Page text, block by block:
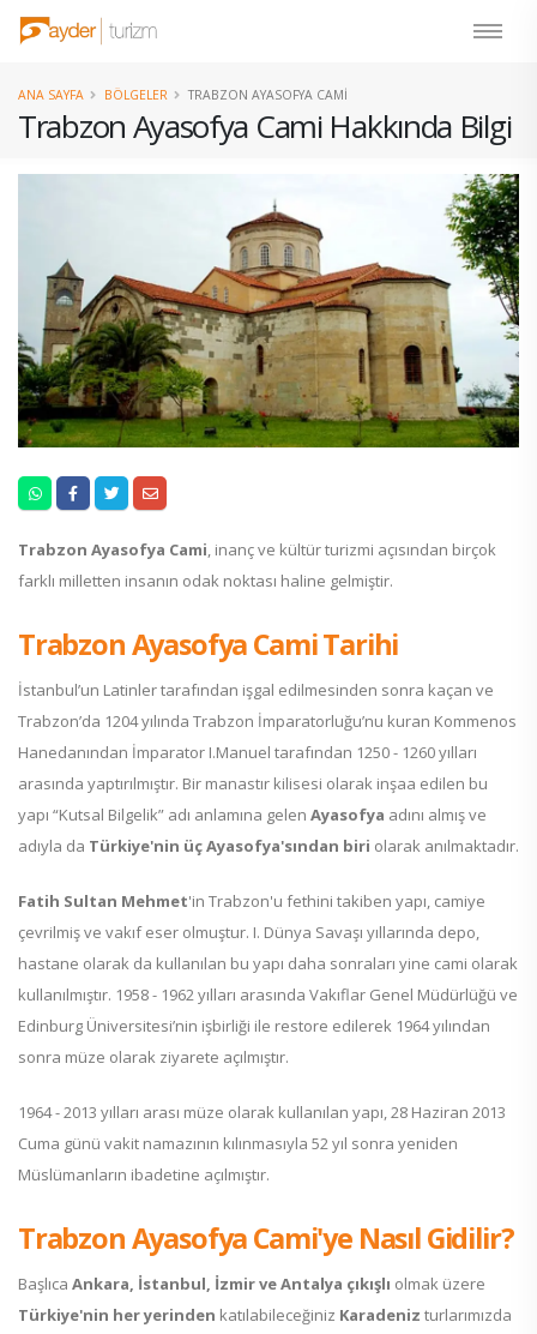
Trabzon Ayasofya Cami Hakkında Bilgi
ANA SAYFA BÖLGELER TRABZON AYASOFYA CAMI
Trabzon Ayasofya Cami, inanç ve kültür turizmi açısından birçok
farklı milletten insanın odak noktası haline gelmiştir.
Trabzon Ayasofya Cami Tarihi
İstanbul’un Latinler tarafından işgal edilmesinden sonra kaçan ve
Trabzon’da 1204 yılında Trabzon İmparatorluğu’nu kuran Kommenos
Hanedanından İmparator I.Manuel tarafından 1250 - 1260 yılları
arasında yaptırılmıştır. Bir manastır kilisesi olarak inşaa edilen bu
yapı “Kutsal Bilgelik” adı anlamına gelen Ayasofya adını almış ve
adıyla da Türkiye'nin üç Ayasofya'sından biri olarak anılmaktadır.
Fatih Sultan Mehmet'in Trabzon'u fethini takiben yapı, camiye
çevrilmiş ve vakıf eser olmuştur. I. Dünya Savaşı yıllarında depo,
hastane olarak da kullanılan bu yapı daha sonraları yine cami olarak
kullanılmıştır. 1958 - 1962 yılları arasında Vakıflar Genel Müdürlüğü ve
Edinburg Üniversitesi’nin işbirliği ile restore edilerek 1964 yılından
sonra müze olarak ziyarete açılmıştır.
1964 - 2013 yılları arası müze olarak kullanılan yapı, 28 Haziran 2013
Cuma günü vakit namazının kılınmasıyla 52 yıl sonra yeniden
Müslümanların ibadetine açılmıştır.
Trabzon Ayasofya Cami'ye Nasıl Gidilir?
Başlıca Ankara, İstanbul, İzmir ve Antalya çıkışlı olmak üzere
Türkiye'nin her yerinden katılabileceğiniz Karadeniz turlarımızda